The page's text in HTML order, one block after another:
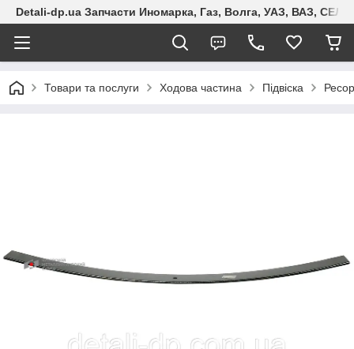
Detali-dp.ua Запчасти Иномарка, Газ, Волга, УАЗ, ВАЗ,
Товари та послуги Ходова частина Підвіска